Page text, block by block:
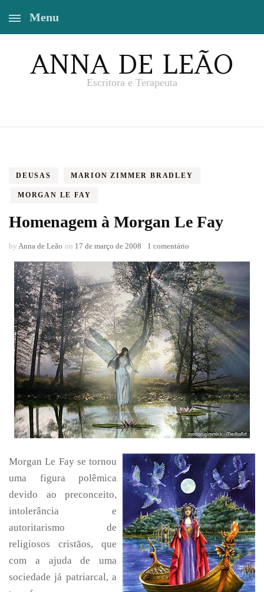
Menu
ANNA DE LEÃO
Escritora e Terapeuta
DEUSAS MARION ZIMMER BRADLEY
MORGAN LE FAY
Homenagem à Morgan Le Fay
by Anna de Leão on 17 de março de 2008 1 comentário
à
Morgan
Le
Fay
Morgan Le Fay se tornou
uma figura polêmica
devido ao preconceito,
intolerância e
autoritarismo de
religiosos cristãos, que
com a ajuda de uma
sociedade já patriarcal, a